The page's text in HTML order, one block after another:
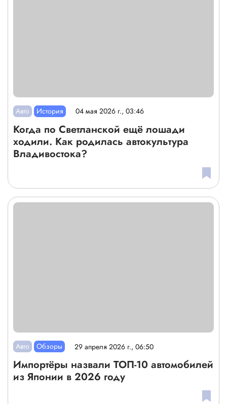
Авто История 04 мая 2026 г., 03:46
Когда по Светланской ещё лошади
ходили. Как родилась автокультура
Владивостока?
Авто Обзоры 29 апреля 2026 г., 06:50
Импортёры назвали ТОП-10 автомобилей
из Японии в 2026 году